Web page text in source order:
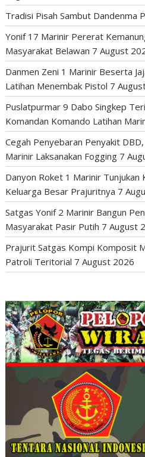
Tradisi Pisah Sambut Dandenma
Yonif 17 Marinir Pererat
Masyarakat Belawan 7 August
Danmen Zeni 1 Marinir Beserta
Latihan Menembak Pistol 7
Puslatpurmar 9 Dabo Singkep
Komandan Komando Latihan
Cegah Penyebaran Penyakit
Marinir Laksanakan Fogging 7
Danyon Roket 1 Marinir Tunjukan
Keluarga Besar Prajuritnya 7
Satgas Yonif 2 Marinir Bangun
Masyarakat Pasir Putih 7 August
Prajurit Satgas Kompi Komposit
Patroli Teritorial 7 August 2026